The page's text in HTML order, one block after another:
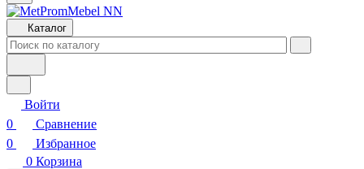
Каталог
Войти
0
Сравнение
0
Избранное
0 Корзина